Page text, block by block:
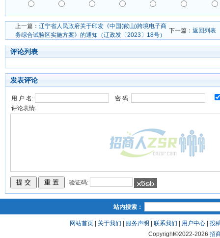
上一篇： 辽宁省人民政府关于印发《中国(鞍山)跨境电子商
务综合试验区实施方案》的通知（辽政发〔2023〕18号）
下一篇： 返回列表
评论列表
发表评论
用 户 名:
密 码:
评论表情:
验证码:
站内搜索：
网站首页 关于我们 服务声明 联系我们 用户中心
投
Copyright©2022-2026招